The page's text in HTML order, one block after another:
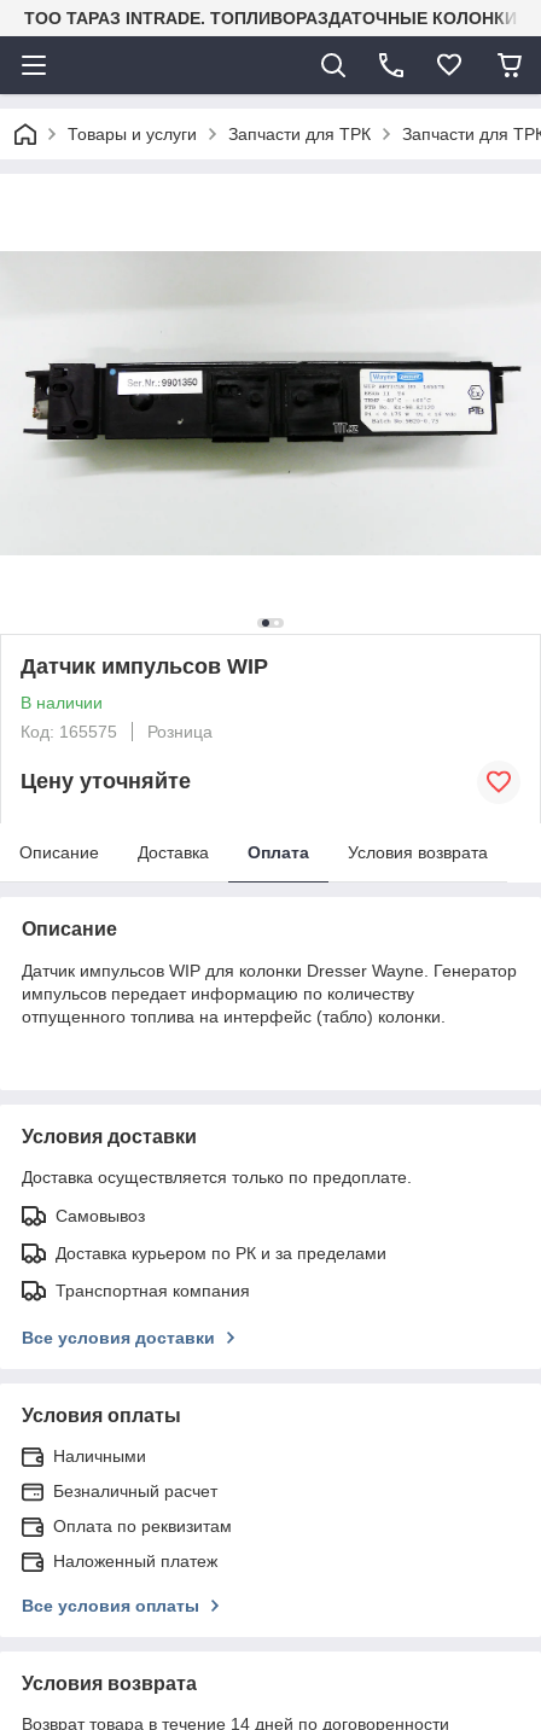
TOO ТАРАЗ INTRADE. ТОПЛИВОРАЗДАТОЧНЫЕ КОЛОНКИ
Товары и услуги Запчасти для ТРК Запчасти для
Датчик импульсов WIP
В наличии
Код: 165575
Розница
Цену уточняйте
Описание Доставка Оплата Условия возврата
Описание
Датчик импульсов WIP для колонки Dresser Wayne. Генератор
импульсов передает информацию по количеству
отпущенного топлива на интерфейс (табло) колонки.
Условия доставки
Доставка осуществляется только по предоплате.
Самовывоз
Доставка курьером по РК и за пределами
Транспортная компания
Все условия доставки
Условия оплаты
Наличными
Безналичный расчет
Оплата по реквизитам
Наложенный платеж
Все условия оплаты
Условия возврата
Возврат товара в течение 14 дней по договоренности